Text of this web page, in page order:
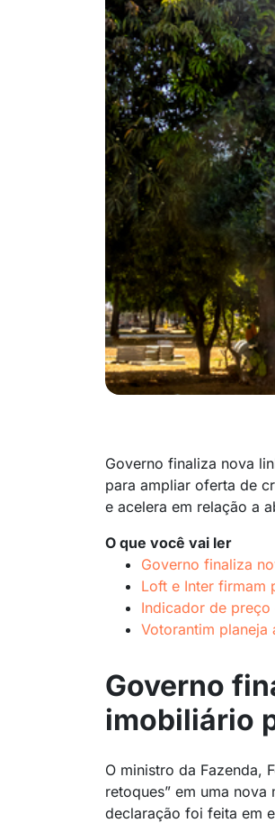
Governo finaliza nova
para ampliar oferta de
e acelera em relação a
O que você vai ler
Governo finaliza
Loft e Inter firmam
Indicador de
Votorantim planeja
Governo
imobiliário
O ministro da Fazenda,
retoques” em uma
declaração foi feita em